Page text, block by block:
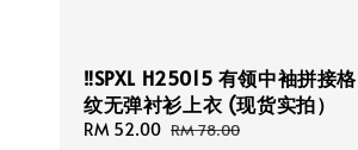
‼️SPXL H25015 有领中袖拼接格
纹无弹衬衫上衣 (现货实拍）
Sale
RM 52.00 Regular
RM 78.00